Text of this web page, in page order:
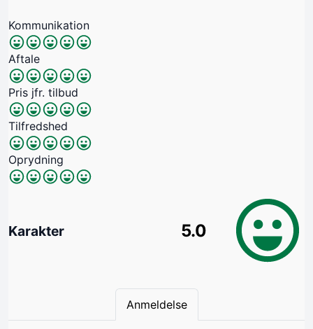
Kommunikation
Aftale
Pris jfr. tilbud
Tilfredshed
Oprydning
Karakter 5.0
Anmeldelse